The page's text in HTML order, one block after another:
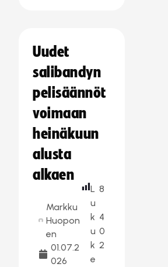
Uudet
salibandyn
pelisäännöt
voimaan
heinäkuun
alusta
alkaen
Markku
Huopon
en
01.07.2
026
L
u
k
u
k
e
8
4
0
2